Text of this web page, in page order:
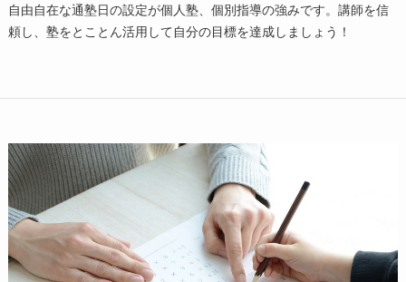
自由自在な通塾日の設定が個人塾、個別指導の強みです。講師を信
頼し、塾をとことん活用して自分の目標を達成しましょう！